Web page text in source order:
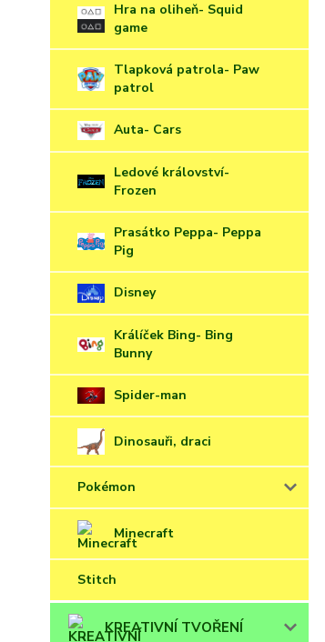
Hra na oliheň- Squid
game
Tlapková patrola- Paw
patrol
Auta- Cars
Ledové království-
Frozen
Prasátko Peppa- Peppa
Pig
Disney
Králíček Bing- Bing
Bunny
Spider-man
Dinosauři, draci
Pokémon
Minecraft
Stitch
KREATIVNÍ TVOŘENÍ